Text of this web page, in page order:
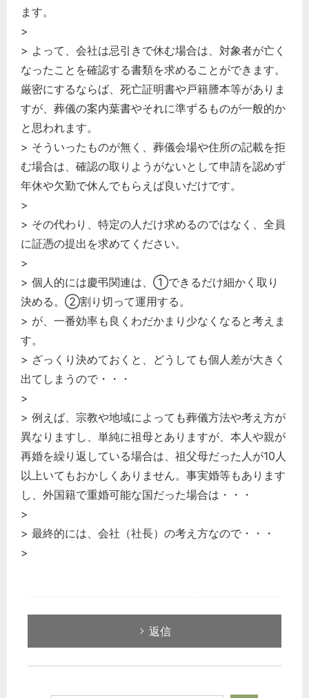
ます。
>
> よって、会社は忌引きで休む場合は、対象者が亡く
なったことを確認する書類を求めることができます。
厳密にするならば、死亡証明書や戸籍謄本等がありま
すが、葬儀の案内葉書やそれに準ずるものが一般的か
と思われます。
> そういったものが無く、葬儀会場や住所の記載を拒
む場合は、確認の取りようがないとして申請を認めず
年休や欠勤で休んでもらえば良いだけです。
>
> その代わり、特定の人だけ求めるのではなく、全員
に証憑の提出を求めてください。
>
> 個人的には慶弔関連は、①できるだけ細かく取り
決める。②割り切って運用する。
> が、一番効率も良くわだかまり少なくなると考えま
す。
> ざっくり決めておくと、どうしても個人差が大きく
出てしまうので・・・
>
> 例えば、宗教や地域によっても葬儀方法や考え方が
異なりますし、単純に祖母とありますが、本人や親が
再婚を繰り返している場合は、祖父母だった人が10人
以上いてもおかしくありません。事実婚等もあります
し、外国籍で重婚可能な国だった場合は・・・
>
> 最終的には、会社（社長）の考え方なので・・・
>
返信
どのカテゴリーに投稿しますか？
選択してください
労務管理
総務の給湯室
秘書のノウハウ